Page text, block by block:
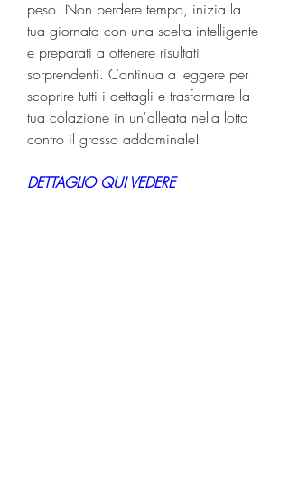
peso. Non perdere tempo, inizia la
tua giornata con una scelta intelligente
e preparati a ottenere risultati
sorprendenti. Continua a leggere per
scoprire tutti i dettagli e trasformare la
tua colazione in un'alleata nella lotta
contro il grasso addominale!
DETTAGLIO QUI VEDERE